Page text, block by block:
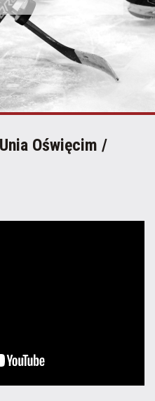
Oświęcim /